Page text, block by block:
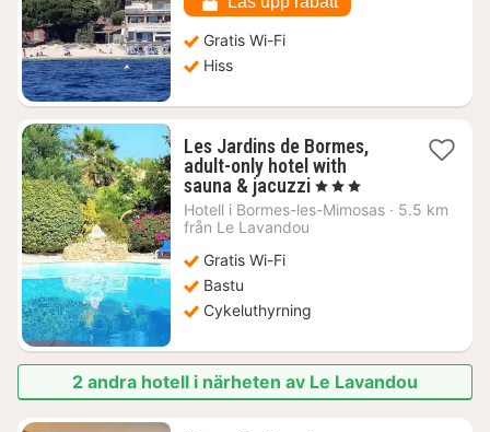
Gratis Wi-Fi
Hiss
Les Jardins de Bormes,
adult-only hotel with
sauna & jacuzzi1
natt
, 3 Stjärnor
Hotell i Bormes-les-Mimosas · 5.5 km
från Le Lavandou
Gratis Wi-Fi
Bastu
Cykeluthyrning
2 andra hotell i närheten av Le Lavandou